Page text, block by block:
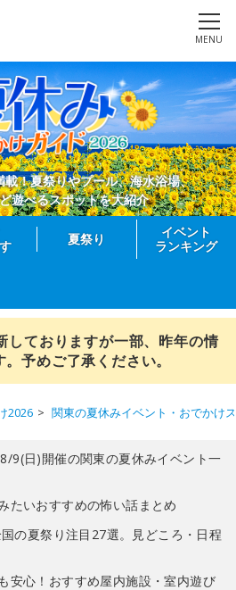
MENU
！夏祭りやプール、海水浴場、
遊べるスポットを大紹介
夏祭り
イベント
ランキング
しておりますが一部、昨年の情
予めご了承ください。
2026 関東の夏休みイベント・おでかけ
9(日)開催の関東の夏休みイベント一
たいおすすめの怖い話まとめ
国の夏祭り注目27選。見どころ・日程
安心！おすすめ屋内施設・室内遊び